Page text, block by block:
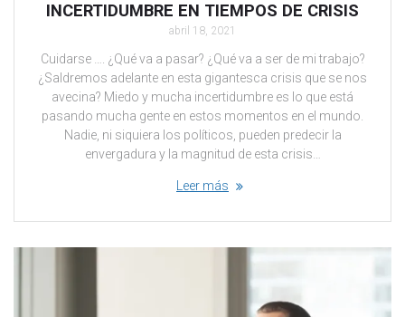
INCERTIDUMBRE EN TIEMPOS DE CRISIS
abril 18, 2021
Cuidarse …. ¿Qué va a pasar? ¿Qué va a ser de mi trabajo?
¿Saldremos adelante en esta gigantesca crisis que se nos
avecina? Miedo y mucha incertidumbre es lo que está
pasando mucha gente en estos momentos en el mundo.
Nadie, ni siquiera los políticos, pueden predecir la
envergadura y la magnitud de esta crisis…
Leer más